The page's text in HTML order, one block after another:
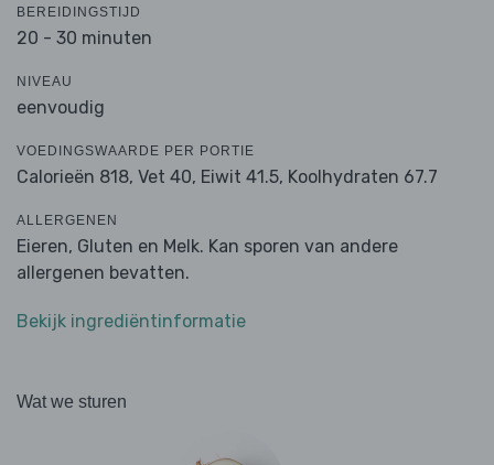
BEREIDINGSTIJD
20 - 30 minuten
NIVEAU
eenvoudig
VOEDINGSWAARDE PER PORTIE
Calorieën 818, Vet 40, Eiwit 41.5, Koolhydraten 67.7
ALLERGENEN
Eieren, Gluten en Melk. Kan sporen van andere
allergenen bevatten.
Bekijk ingrediëntinformatie
Wat we sturen